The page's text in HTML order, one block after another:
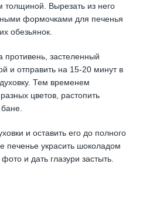
Вырезать из него
формочками для печенья
обезьянок.
противень, застеленный
и отправить на 15-20 минут в
Тем временем
цветов, растопить
и оставить его до полного
печенье украсить шоколадом
и дать глазури застыть.